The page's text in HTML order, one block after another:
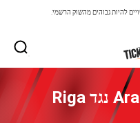
להיות גבוהים מהשוק הרשמי.